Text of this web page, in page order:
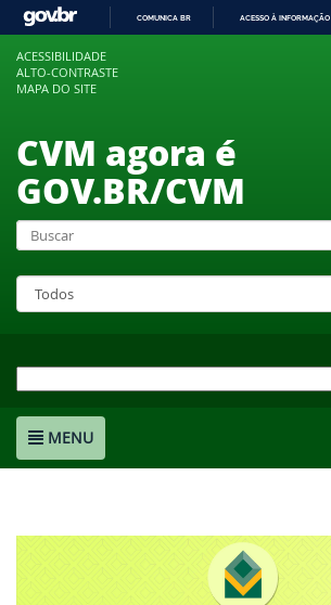
COMUNICA BR ACESSO À INFORMAÇÃO
ACESSIBILIDADE
ALTO-CONTRASTE
MAPA DO SITE
CVM agora é
GOV.BR/CVM
MENU